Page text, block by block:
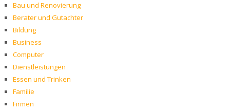
Bau und Renovierung
Berater und Gutachter
Bildung
Business
Computer
Dienstleistungen
Essen und Trinken
Familie
Firmen